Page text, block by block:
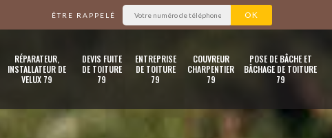
ÊTRE RAPPELÉ
RÉPARATEUR,
INSTALLATEUR DE
VELUX 79
DEVIS FUITE
DE TOITURE
79
ENTREPRISE
DE TOITURE
79
COUVREUR
CHARPENTIER
79
POSE DE BÂCHE ET
BÂCHAGE DE TOITURE
79